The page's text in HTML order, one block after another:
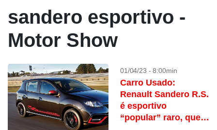
sandero esportivo -
Motor Show
01/04/23 - 8:00min
Carro Usado:
Renault Sandero R.S.
é esportivo
“popular” raro, que